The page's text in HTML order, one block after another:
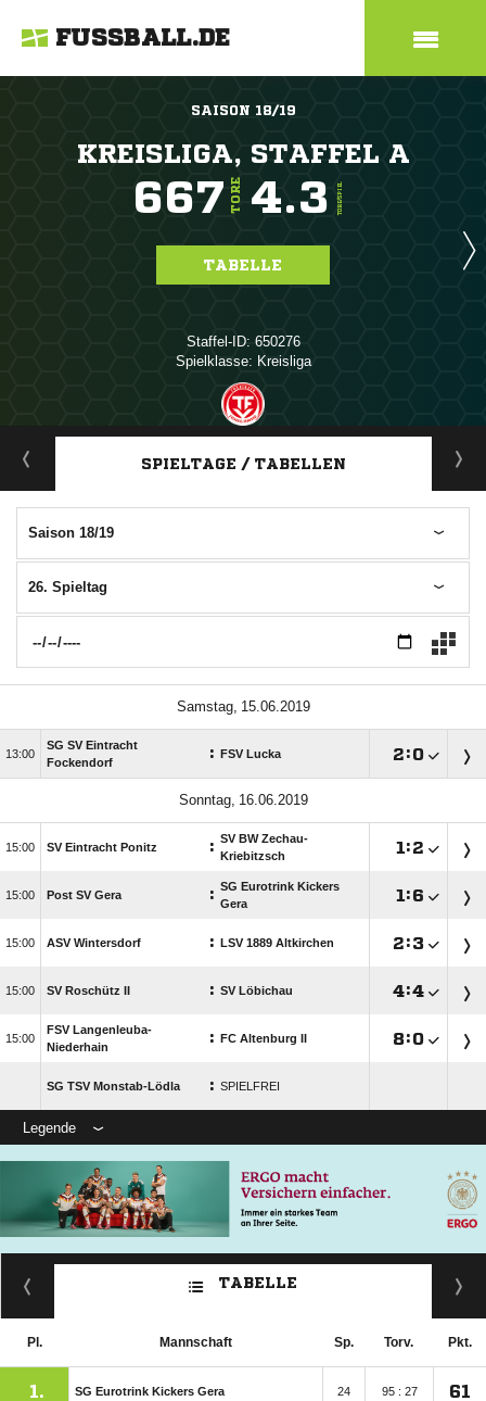
FUSSBALL.DE
SAISON 18/19
KREISLIGA, STAFFEL A
667 TORE 4.3 TORE/SPIEL
TABELLE
Staffel-ID: 650276
Spielklasse: Kreisliga
ANZEIGE
SPIELTAGE / TABELLEN
Saison 18/19
26. Spieltag
 

SG SV Eintracht
Fockendorf
: FSV Lucka :
 
 SV Eintracht Ponitz : SV BW Zechau-
Kriebitzsch
 :
 Post SV Gera : SG Eurotrink Kickers
Gera
 :
 ASV Wintersdorf : LSV 1889 Altkirchen :
 SV Roschütz II : SV Löbichau :

FSV Langenleuba-
Niederhain
: FC Altenburg II :
SG TSV Monstab-Lödla : SPIELFREI
Legende
TABELLE
Pl. Mannschaft Sp. Torv. Pkt.
1. SG Eurotrink Kickers Gera 24 95 : 27 61